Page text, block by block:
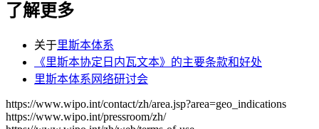
了解更多
关于里斯本体系
《里斯本协定日内瓦文本》的主要条款和好处
里斯本体系网络研讨会
https://www.wipo.int/contact/zh/area.jsp?area=geo_indications
https://www.wipo.int/pressroom/zh/